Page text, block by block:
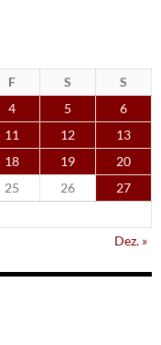
F S
S
4 5
6
11 12
13
18 19
20
25 26
27
Dez. »